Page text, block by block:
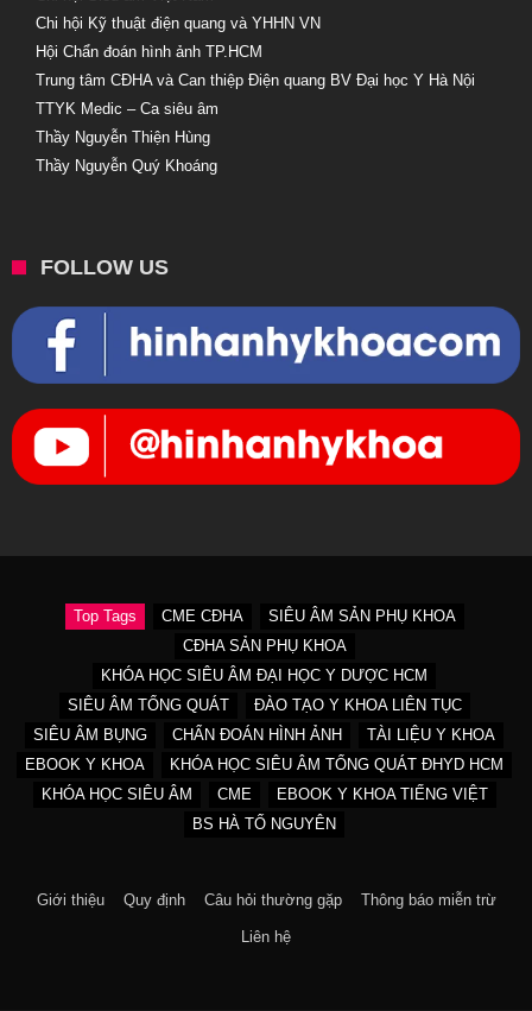
Chi hội Kỹ thuật điện quang và YHHN VN
Hội Chẩn đoán hình ảnh TP.HCM
Trung tâm CĐHA và Can thiệp Điện quang BV Đại học Y Hà Nội
TTYK Medic – Ca siêu âm
Thầy Nguyễn Thiện Hùng
Thầy Nguyễn Quý Khoáng
FOLLOW US
Top Tags CME CĐHA
SIÊU ÂM SẢN PHỤ KHOA
CĐHA SẢN PHỤ KHOA
KHÓA HỌC SIÊU ÂM ĐẠI HỌC Y DƯỢC HCM
SIÊU ÂM TỔNG QUÁT
ĐÀO TẠO Y KHOA LIÊN TỤC
SIÊU ÂM BỤNG
CHẨN ĐOÁN HÌNH ẢNH
TÀI LIỆU Y KHOA
EBOOK Y KHOA
KHÓA HỌC SIÊU ÂM TỔNG QUÁT ĐHYD HCM
KHÓA HỌC SIÊU ÂM
CME
EBOOK Y KHOA TIẾNG VIỆT
BS HÀ TỐ NGUYÊN
Giới thiệu Quy định Câu hỏi thường gặp Thông báo miễn trừ
Liên hệ